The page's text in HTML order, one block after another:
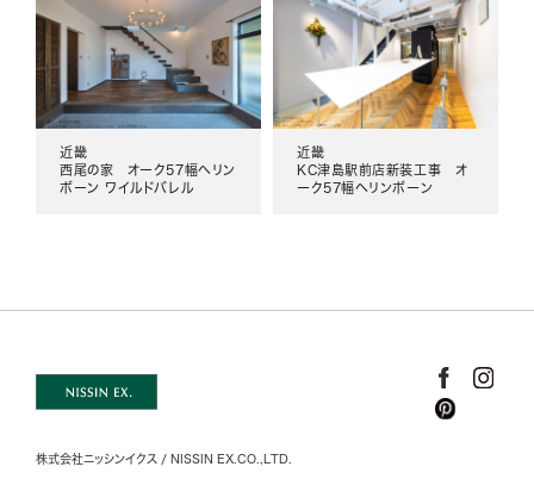
近畿
西尾の家 オーク57幅ヘリン
ボーン ワイルドバレル
近畿
KC津島駅前店新装工事 オ
ーク57幅ヘリンボーン
株式会社ニッシンイクス / NISSIN EX.CO.,LTD.